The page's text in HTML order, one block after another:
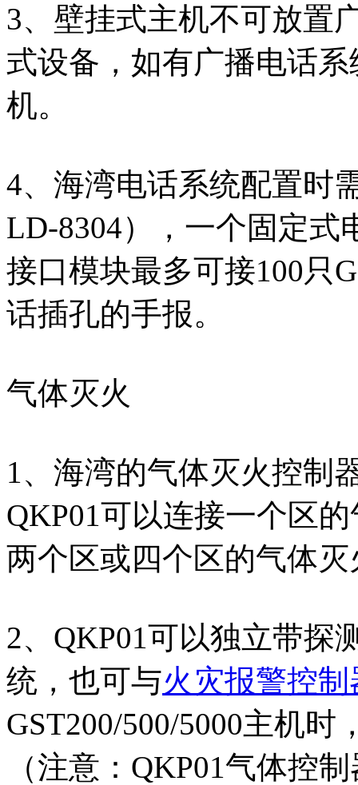
3、壁挂式主机不可放置
式设备，如有广播电话
机。
4、海湾电话系统配置时
LD-8304），一个固定式
接口模块最多可接100只
话插孔的手报。
气体灭火
1、海湾的气体灭火控制
QKP01可以连接一个区
两个区或四个区的气体
2、QKP01可以独立带探
统，也可与火灾报警控制
GST200/500/5000主机
（注意：QKP01气体控